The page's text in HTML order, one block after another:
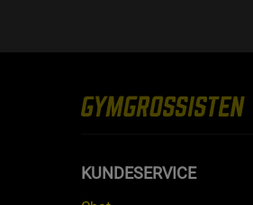
KUNDESERVICE